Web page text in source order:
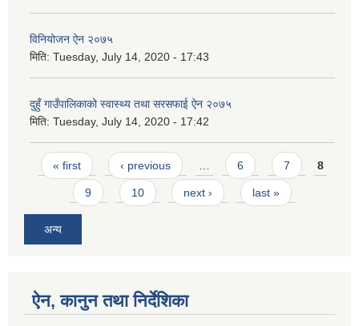
विनियोजन ऐन २०७५
मिति: Tuesday, July 14, 2020 - 17:43
दुहुँ गाउँपालिकाको स्वास्थ्य तथा सरसफाई ऐन २०७५
मिति: Tuesday, July 14, 2020 - 17:42
Pages
« first ‹ previous 6 7 8
9 10 next › last »
अन्य
ऐन, कानुन तथा निर्देशिका